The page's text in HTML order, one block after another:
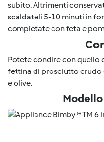
subito. Altrimenti
scaldateli 5-10 minuti in
completate con feta e
Potete condire con quello
fettina di prosciutto crudo
e olive.